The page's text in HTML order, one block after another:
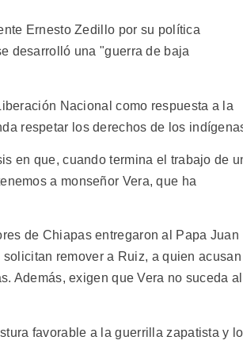
Ernesto Zedillo por su política
desarrolló una "guerra de baja
Nacional como respuesta a la
respetar los derechos de los
en que, cuando termina el trabajo de
a monseñor Vera, que ha
de Chiapas entregaron al Papa Juan
remover a Ruiz, a quien acusan
Además, exigen que Vera no suceda al
favorable a la guerrilla zapatista y lo